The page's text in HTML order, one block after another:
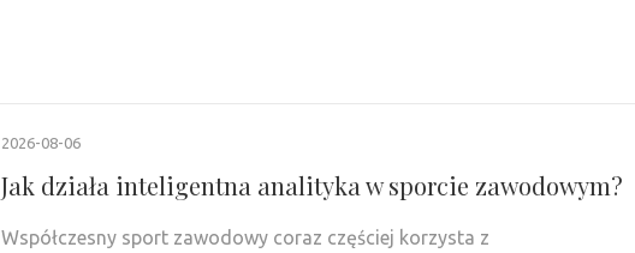
2026-08-06
Jak działa inteligentna analityka w sporcie zawodowym?
Współczesny sport zawodowy coraz częściej korzysta z